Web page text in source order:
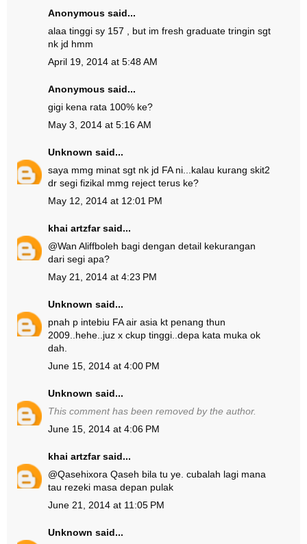
Anonymous said...
alaa tinggi sy 157 , but im fresh graduate tringin sgt
nk jd hmm
April 19, 2014 at 5:48 AM
Anonymous said...
gigi kena rata 100% ke?
May 3, 2014 at 5:16 AM
Unknown said...
saya mmg minat sgt nk jd FA ni...kalau kurang skit2
dr segi fizikal mmg reject terus ke?
May 12, 2014 at 12:01 PM
khai artzfarsaid...
@Wan Aliffboleh bagi dengan detail kekurangan
dari segi apa?
May 21, 2014 at 4:23 PM
Unknown said...
pnah p intebiu FA air asia kt penang thun
2009..hehe..juz x ckup tinggi..depa kata muka ok
dah.
June 15, 2014 at 4:00 PM
Unknown said...
This comment has been removed by the author.
June 15, 2014 at 4:06 PM
khai artzfarsaid...
@Qasehixora Qaseh bila tu ye. cubalah lagi mana
tau rezeki masa depan pulak
June 21, 2014 at 11:05 PM
Unknown said...